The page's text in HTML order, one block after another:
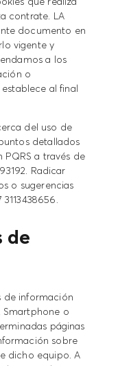
que realiza
contrate. LA
documento en
vigente y
a los
o
al final
del uso de
detallados
PQRS a través de
Radicar
o sugerencias
3113438656.
de
de información
Smartphone o
páginas
sobre
dicho equipo. A